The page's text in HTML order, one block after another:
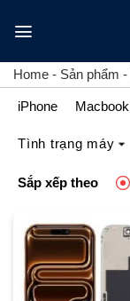
qua
dungHome - Sản phẩm -
iPhone Macbook
Tình trạng máy
Sắp xếp theo